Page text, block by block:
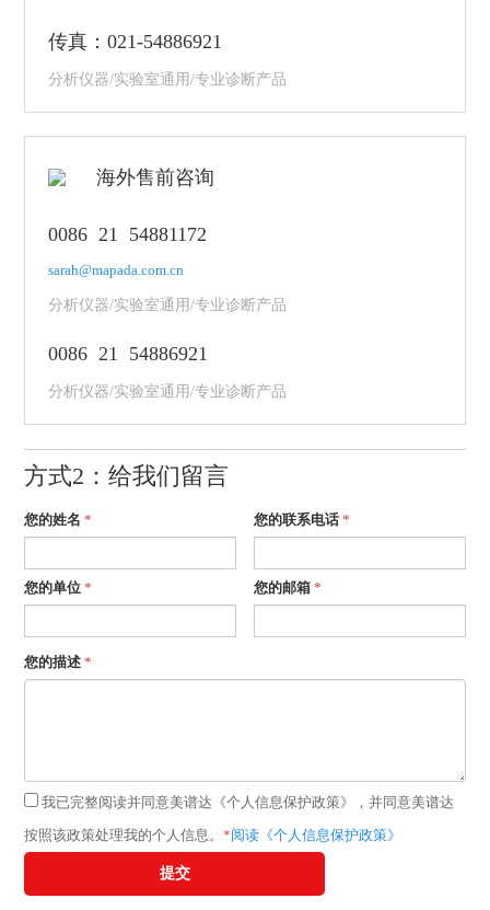
传真：021-54886921
分析仪器/实验室通用/专业诊断产品
海外售前咨询
0086 21 54881172
sarah@mapada.com.cn
分析仪器/实验室通用/专业诊断产品
0086 21 54886921
分析仪器/实验室通用/专业诊断产品
方式2：给我们留言
您的姓名 * 您的联系电话 *
您的单位 * 您的邮箱 *
您的描述 *
我已完整阅读并同意美谱达《个人信息保护政策》，并同意美谱达
按照该政策处理我的个人信息。*阅读《个人信息保护政策》
提交